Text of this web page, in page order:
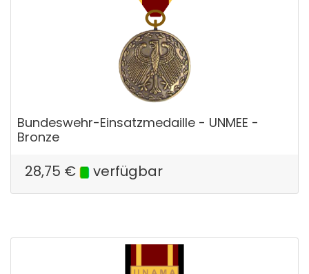
Bundeswehr-Einsatzmedaille - UNMEE -
Bronze
28,75 € verfügbar